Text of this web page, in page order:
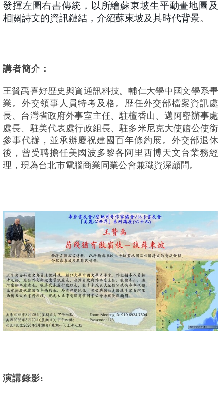
發揮左圖右書傳統，以所繪蘇東坡生平動畫地圖及
相關詩文的資訊鏈結，介紹蘇東坡及其時代背景。
講者簡介：
王贊禹喜好歴史與資通訊科技。輔仁大學中國文學系畢
業。外交領事人員特考及格。歴任外交部檔案資訊處
長、台灣省政府外事室主任、駐檀香山、邁阿密辦事處
處長、駐美代表處行政組長、駐多米尼克大使館公使銜
參事代辦，並承辦慶祝建國百年條約展。外交部退休
後，曾受聘擔任美國波多黎各阿里西博天文台業務經
理，現為台北市電腦商業同業公會兼職資深顧問。
演講錄影: